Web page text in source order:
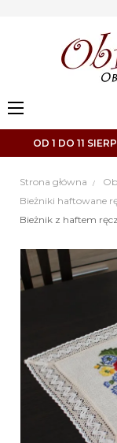
Toggle
navigation
☰
OD 1 DO 11
Strona główna
Bieżniki haftowane
Bieżnik z haftem